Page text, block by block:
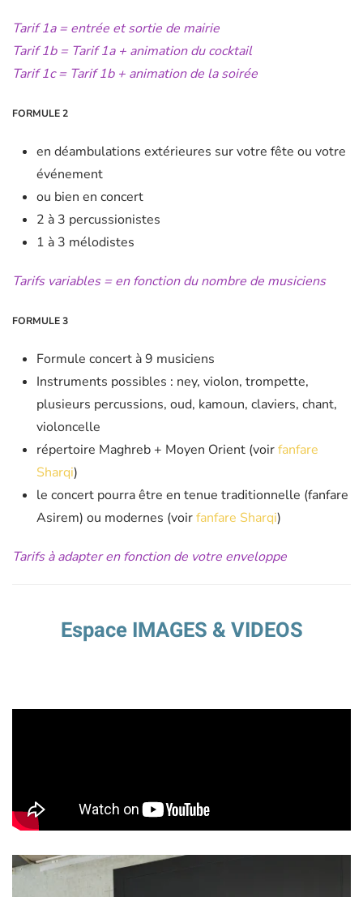
Tarif 1a = entrée et sortie de mairie
Tarif 1b = Tarif 1a + animation du cocktail
Tarif 1c = Tarif 1b + animation de la soirée
FORMULE 2
en déambulations extérieures sur votre fête ou votre
événement
ou bien en concert
2 à 3 percussionistes
1 à 3 mélodistes
Tarifs variables = en fonction du nombre de musiciens
FORMULE 3
Formule concert à 9 musiciens
Instruments possibles : ney, violon, trompette,
plusieurs percussions, oud, kamoun, claviers, chant,
violoncelle
répertoire Maghreb + Moyen Orient (voirfanfare
Sharqi)
le concert pourra être en tenue traditionnelle (fanfare
Asirem) ou modernes (voirfanfare Sharqi)
Tarifs à adapter en fonction de votre enveloppe
Espace IMAGES & VIDEOS